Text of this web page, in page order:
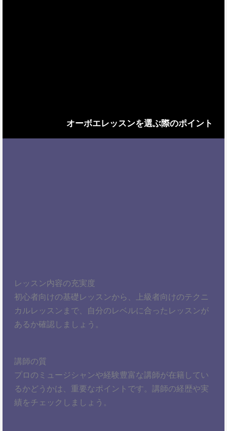
オーボエレッスンを選ぶ際のポイント
レッスン内容の充実度
初心者向けの基礎レッスンから、上級者向けのテクニ
カルレッスンまで、自分のレベルに合ったレッスンが
あるか確認しましょう。
講師の質
プロのミュージシャンや経験豊富な講師が在籍してい
るかどうかは、重要なポイントです。講師の経歴や実
績をチェックしましょう。